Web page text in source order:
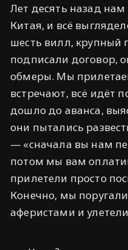
Лет десять назад нам
Китая, и всё
шесть вилл, крупный
подписали договор,
обмеры. Мы
встречают, всё идёт
дошло до аванса,
они пытались
— «сначала вы нам
потом мы вам
прилетели просто
Конечно, мы
аферистами и